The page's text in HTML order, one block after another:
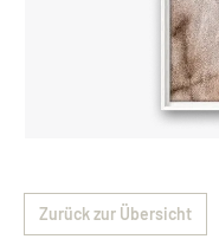
Zurück zur Übersicht